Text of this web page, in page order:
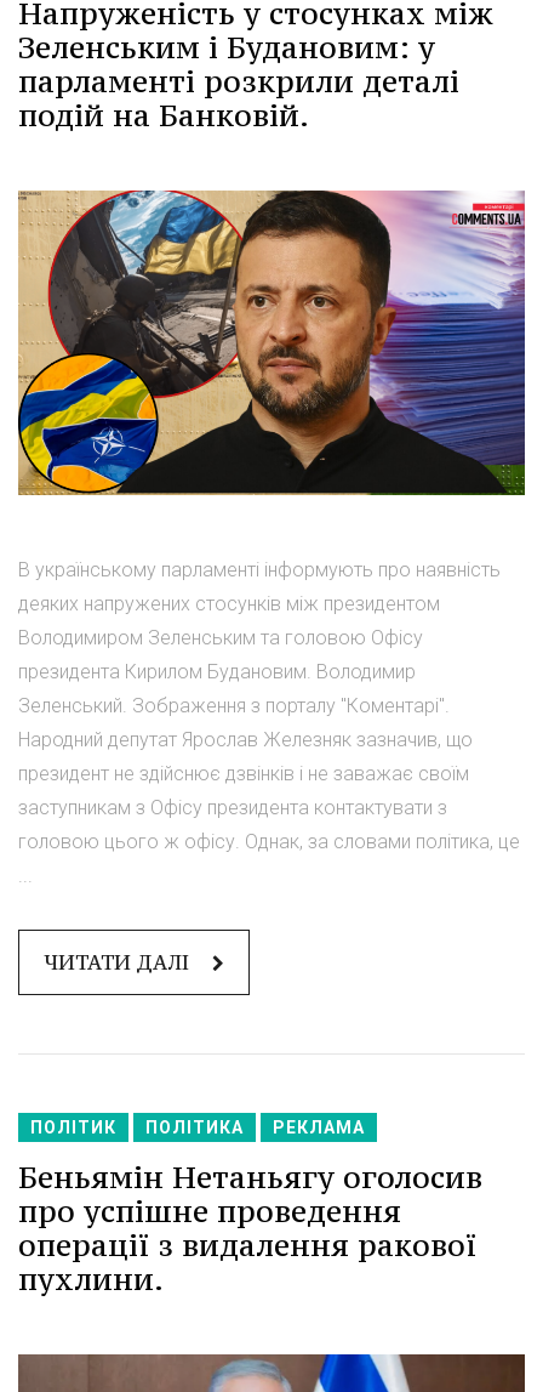
Напруженість у стосунках між
Зеленським і Будановим: у
парламенті розкрили деталі
подій на Банковій.
В українському парламенті інформують про наявність
деяких напружених стосунків між президентом
Володимиром Зеленським та головою Офісу
президента Кирилом Будановим. Володимир
Зеленський. Зображення з порталу "Коментарі".
Народний депутат Ярослав Железняк зазначив, що
президент не здійснює дзвінків і не заважає своїм
заступникам з Офісу президента контактувати з
головою цього ж офісу. Однак, за словами політика, це
...
ЧИТАТИ ДАЛІ
ПОЛІТИК ПОЛІТИКА РЕКЛАМА
Беньямін Нетаньягу оголосив
про успішне проведення
операції з видалення ракової
пухлини.